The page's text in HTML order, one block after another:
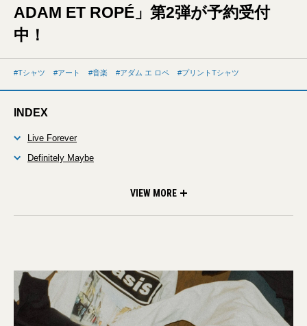
ADAM ET ROPÉ」第2弾が予約受付
中！
Tシャツ アート 音楽 アダム エ ロペ プリントTシャツ
INDEX
Live Forever
Definitely Maybe
VIEW MORE